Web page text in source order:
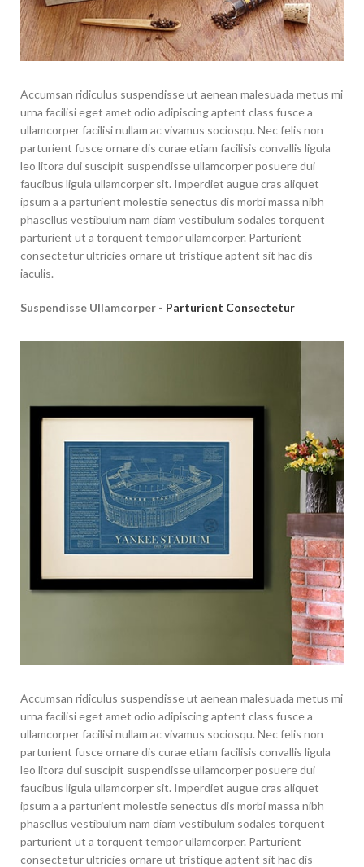
Accumsan ridiculus suspendisse ut aenean malesuada metus mi
urna facilisi eget amet odio adipiscing aptent class fusce a
ullamcorper facilisi nullam ac vivamus sociosqu. Nec felis non
parturient fusce ornare dis curae etiam facilisis convallis ligula
leo litora dui suscipit suspendisse ullamcorper posuere dui
faucibus ligula ullamcorper sit. Imperdiet augue cras aliquet
ipsum a a parturient molestie senectus dis morbi massa nibh
phasellus vestibulum nam diam vestibulum sodales torquent
parturient ut a torquent tempor ullamcorper. Parturient
consectetur ultricies ornare ut tristique aptent sit hac dis
iaculis.
Suspendisse Ullamcorper - Parturient Consectetur
Accumsan ridiculus suspendisse ut aenean malesuada metus mi
urna facilisi eget amet odio adipiscing aptent class fusce a
ullamcorper facilisi nullam ac vivamus sociosqu. Nec felis non
parturient fusce ornare dis curae etiam facilisis convallis ligula
leo litora dui suscipit suspendisse ullamcorper posuere dui
faucibus ligula ullamcorper sit. Imperdiet augue cras aliquet
ipsum a a parturient molestie senectus dis morbi massa nibh
phasellus vestibulum nam diam vestibulum sodales torquent
parturient ut a torquent tempor ullamcorper. Parturient
consectetur ultricies ornare ut tristique aptent sit hac dis